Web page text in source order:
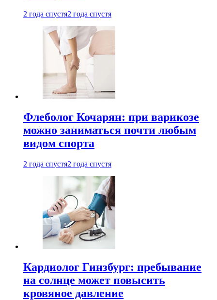
2 года спустя2 года спустя
Флеболог Кочарян: при варикозе
можно заниматься почти любым
видом спорта
2 года спустя2 года спустя
Кардиолог Гинзбург: пребывание
на солнце может повысить
кровяное давление